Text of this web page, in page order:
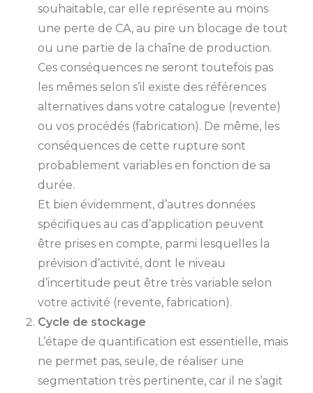
souhaitable, car elle représente au moins
une perte de CA, au pire un blocage de tout
ou une partie de la chaîne de production.
Ces conséquences ne seront toutefois pas
les mêmes selon s’il existe des références
alternatives dans votre catalogue (revente)
ou vos procédés (fabrication). De même, les
conséquences de cette rupture sont
probablement variables en fonction de sa
durée.
Et bien évidemment, d’autres données
spécifiques au cas d’application peuvent
être prises en compte, parmi lesquelles la
prévision d’activité, dont le niveau
d’incertitude peut être très variable selon
votre activité (revente, fabrication).
Cycle de stockage
L’étape de quantification est essentielle, mais
ne permet pas, seule, de réaliser une
segmentation très pertinente, car il ne s’agit